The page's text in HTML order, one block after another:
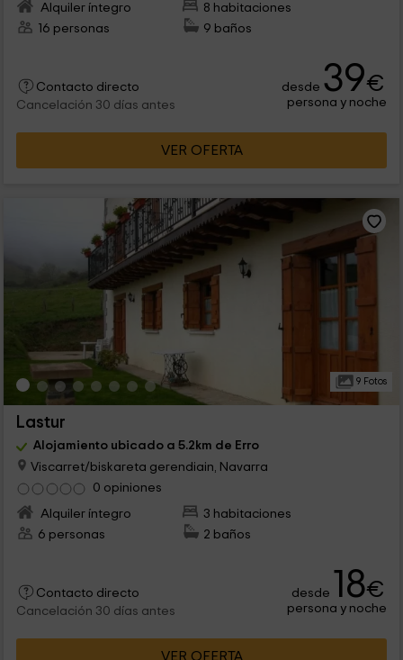
Alquiler íntegro
8 habitaciones
16 personas
9 baños
Contacto directo
Cancelación 30 días antes
desde 39€
persona y noche
VER OFERTA
9 Fotos
Lastur
Alojamiento ubicado a 5.2km de Erro
Viscarret/biskareta gerendiain, Navarra
0 opiniones
Alquiler íntegro
3 habitaciones
6 personas
2 baños
Contacto directo
Cancelación 30 días antes
desde 18€
persona y noche
VER OFERTA